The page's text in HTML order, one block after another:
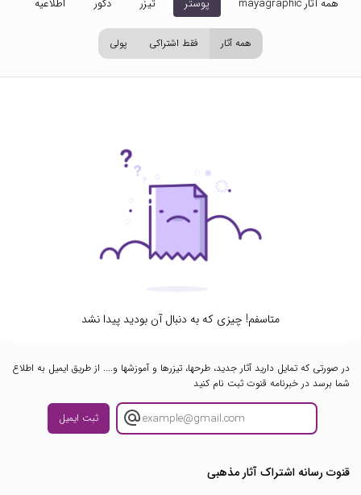
همه آثار mayagraphic پوستر تیزر دکور اطلاعیه
همه آثار فقط اشتراکی پولی
متاسفم! چیزی که به دنبال آن بودید پیدا نشد
در صورتی که تمایل دارید آثار جدید، طرحها، تیزرها و آموزشها و.... از طریق ایمیل به اطلاع
شما برسد در خبرنامه قنوت ثبت نام کنید
ثبت ایمیل
قنوت رسانه اشتراک آثار مذهبی